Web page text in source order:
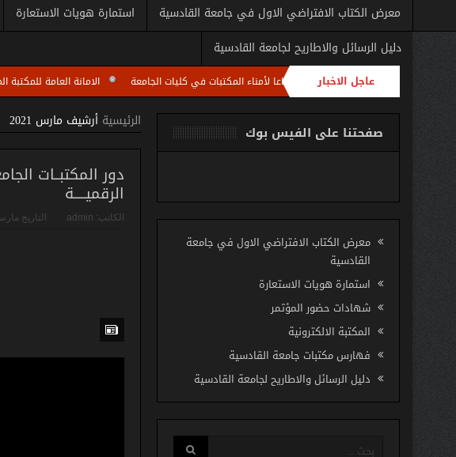
معرض الكتاب الافتراضي الاول في جامعة القادسية استمارة هويات الاستعارة
دليل الرسائل والاطاريح لجامعة القادسية
عاجل الاخبار
للمكتبة المركزية تعقد اجتماعا لأمناء المكتبات في كليات الجامعة الامانة العامة للمكتبة المركزية
امناء مكتبات كليات الجامعة باستضافة الاستاذ مروان عبد الرزاق رئيس شعبة تطوير المكتبات الجامعية في
الرئيسية أرشيف مارس 2021
دور المكتبــات
الرقميـــــة
الكاتب: admin التاريخ مارس 22,
صفحتنا على الفيس بوك
معرض الكتاب الافتراضي الاول في جامعة
القادسية
استمارة هويات الاستعارة
شهادات حضور المؤتمر
المكتبة الالكترونية
فهارس مكتبات جامعة القادسية
دليل الرسائل والاطاريح لجامعة القادسية